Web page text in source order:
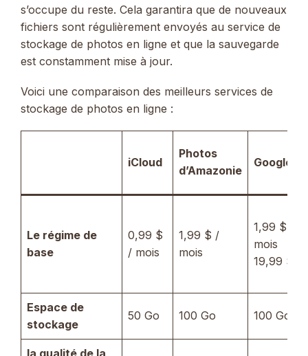
s’occupe du reste. Cela garantira que de nouveaux
fichiers sont régulièrement envoyés au service de
stockage de photos en ligne et que la sauvegarde
est constamment mise à jour.
Voici une comparaison des meilleurs services de
stockage de photos en ligne :
iCloud
Photos
d’Amazonie
Google
Le régime de
base
0,99 $
/ mois
1,99 $ /
mois
1,99 $ /
mois
19,99 $ /
Espace de
stockage
50 Go 100 Go 100 Go